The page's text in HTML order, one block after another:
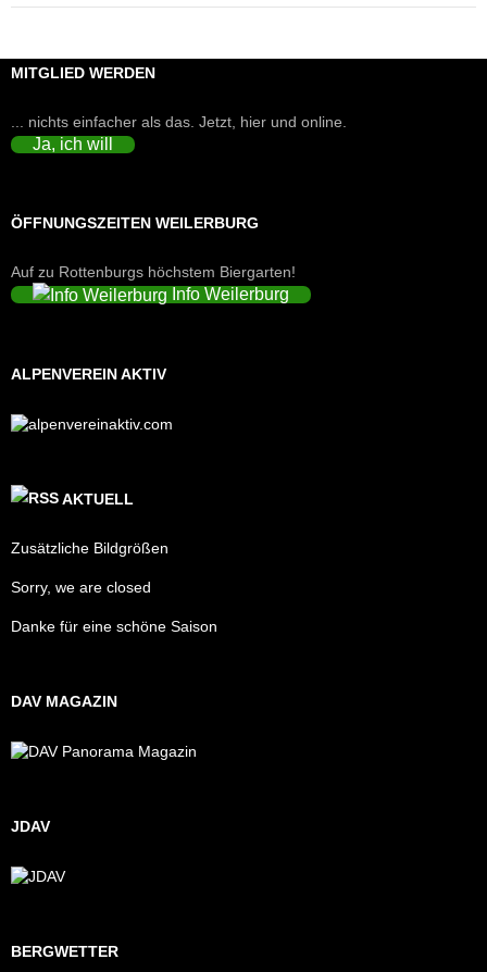
MITGLIED WERDEN
... nichts einfacher als das. Jetzt, hier und online.
Ja, ich will
ÖFFNUNGSZEITEN WEILERBURG
Auf zu Rottenburgs höchstem Biergarten!
Info Weilerburg
ALPENVEREIN AKTIV
AKTUELL
Zusätzliche Bildgrößen
Sorry, we are closed
Danke für eine schöne Saison
DAV MAGAZIN
JDAV
BERGWETTER